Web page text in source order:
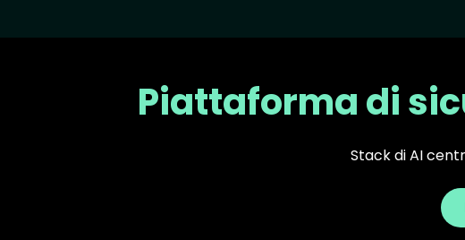
Piattaforma di
Stack di AI